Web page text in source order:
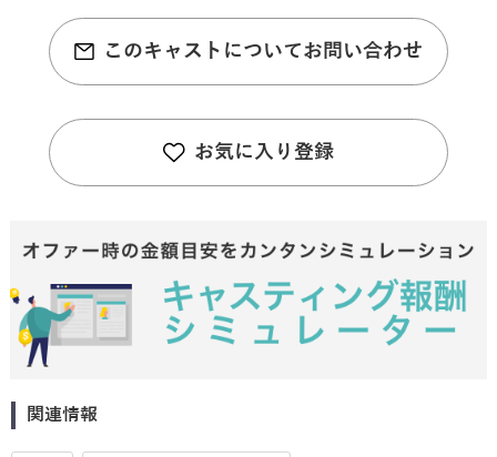
このキャストについてお問い合わせ
お気に入り登録
関連情報